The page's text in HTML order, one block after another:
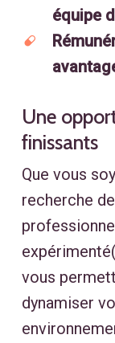
équipe
Une
finissants
Que vous
recherche
vous
dynamiser